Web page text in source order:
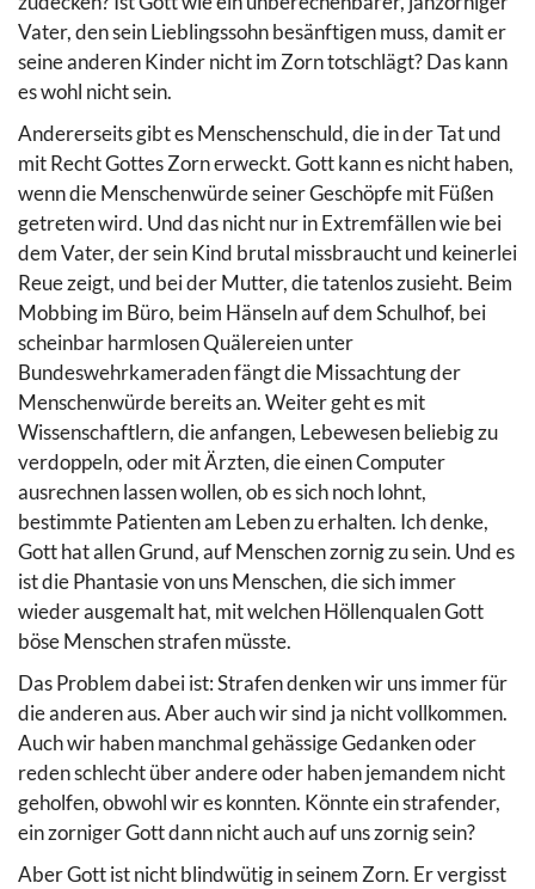
Vater, den sein Lieblingssohn besänftigen muss, damit er
seine anderen Kinder nicht im Zorn totschlägt? Das kann
es wohl nicht sein.
Andererseits gibt es Menschenschuld, die in der Tat und
mit Recht Gottes Zorn erweckt. Gott kann es nicht haben,
wenn die Menschenwürde seiner Geschöpfe mit Füßen
getreten wird. Und das nicht nur in Extremfällen wie bei
dem Vater, der sein Kind brutal missbraucht und keinerlei
Reue zeigt, und bei der Mutter, die tatenlos zusieht. Beim
Mobbing im Büro, beim Hänseln auf dem Schulhof, bei
scheinbar harmlosen Quälereien unter
Bundeswehrkameraden fängt die Missachtung der
Menschenwürde bereits an. Weiter geht es mit
Wissenschaftlern, die anfangen, Lebewesen beliebig zu
verdoppeln, oder mit Ärzten, die einen Computer
ausrechnen lassen wollen, ob es sich noch lohnt,
bestimmte Patienten am Leben zu erhalten. Ich denke,
Gott hat allen Grund, auf Menschen zornig zu sein. Und es
ist die Phantasie von uns Menschen, die sich immer
wieder ausgemalt hat, mit welchen Höllenqualen Gott
böse Menschen strafen müsste.
Das Problem dabei ist: Strafen denken wir uns immer für
die anderen aus. Aber auch wir sind ja nicht vollkommen.
Auch wir haben manchmal gehässige Gedanken oder
reden schlecht über andere oder haben jemandem nicht
geholfen, obwohl wir es konnten. Könnte ein strafender,
ein zorniger Gott dann nicht auch auf uns zornig sein?
Aber Gott ist nicht blindwütig in seinem Zorn. Er vergisst